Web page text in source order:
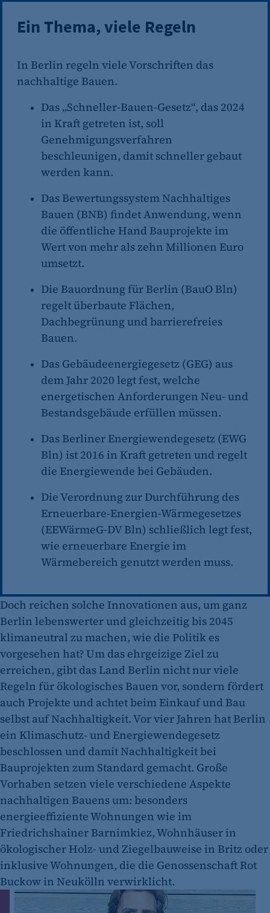
Ein Thema, viele Regeln
In Berlin regeln viele Vorschriften das
nachhaltige Bauen.
Das „Schneller-Bauen-Gesetz“, das 2024
in Kraft getreten ist, soll
Genehmigungsverfahren
beschleunigen, damit schneller gebaut
werden kann.
Das Bewertungssystem Nachhaltiges
Bauen (BNB) findet Anwendung, wenn
die öffentliche Hand Bauprojekte im
Wert von mehr als zehn Millionen Euro
umsetzt.
Die Bauordnung für Berlin (BauO Bln)
regelt überbaute Flächen,
Dachbegrünung und barrierefreies
Bauen.
Das Gebäudeenergiegesetz (GEG) aus
dem Jahr 2020 legt fest, welche
energetischen Anforderungen Neu- und
Bestandsgebäude erfüllen müssen.
Das Berliner Energiewendegesetz (EWG
Bln) ist 2016 in Kraft getreten und regelt
die Energiewende bei Gebäuden.
Die Verordnung zur Durchführung des
Erneuerbare-Energien-Wärmegesetzes
(EEWärmeG-DV Bln) schließlich legt fest,
wie erneuerbare Energie im
Wärmebereich genutzt werden muss.
Doch reichen solche Innovationen aus, um ganz
Berlin lebenswerter und gleichzeitig bis 2045
klimaneutral zu machen, wie die Politik es
vorgesehen hat? Um das ehrgeizige Ziel zu
erreichen, gibt das Land Berlin nicht nur viele
Regeln für ökologisches Bauen vor, sondern fördert
auch Projekte und achtet beim Einkauf und Bau
selbst auf Nachhaltigkeit. Vor vier Jahren hat Berlin
ein Klimaschutz- und Energiewendegesetz
beschlossen und damit Nachhaltigkeit bei
Bauprojekten zum Standard gemacht. Große
Vorhaben setzen viele verschiedene Aspekte
nachhaltigen Bauens um: besonders
energieeffiziente Wohnungen wie im
Friedrichshainer Barnimkiez, Wohnhäuser in
ökologischer Holz- und Ziegelbauweise in Britz oder
inklusive Wohnungen, die die Genossenschaft Rot
Buckow in Neukölln verwirklicht.